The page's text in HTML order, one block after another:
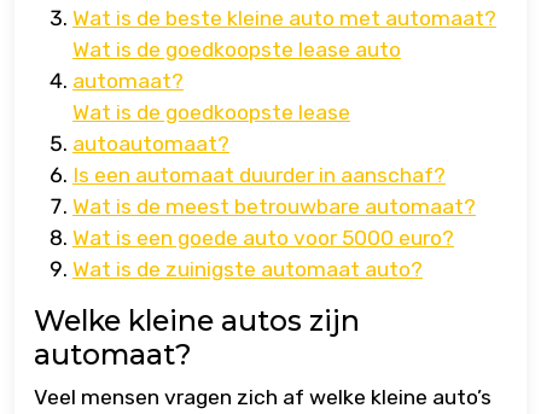
Wat is de beste kleine auto met automaat?
Wat is de goedkoopste lease auto
automaat?
Wat is de goedkoopste lease
autoautomaat?
Is een automaat duurder in aanschaf?
Wat is de meest betrouwbare automaat?
Wat is een goede auto voor 5000 euro?
Wat is de zuinigste automaat auto?
Welke kleine autos zijn
automaat?
Veel mensen vragen zich af welke kleine auto’s